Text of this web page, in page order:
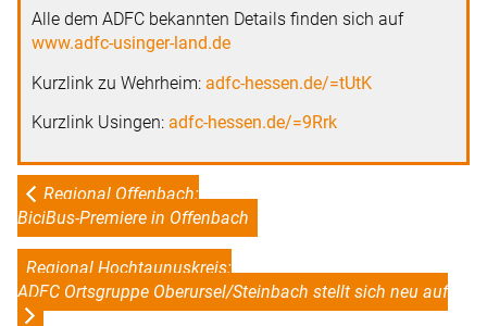
Alle dem ADFC bekannten Details finden sich auf
www.adfc-usinger-land.de
Kurzlink zu Wehrheim: adfc-hessen.de/=tUtK
Kurzlink Usingen: adfc-hessen.de/=9Rrk
Regional Offenbach:
BiciBus-Premiere in Offenbach
Regional Hochtaunuskreis:
ADFC Ortsgruppe Oberursel/Steinbach stellt sich neu auf